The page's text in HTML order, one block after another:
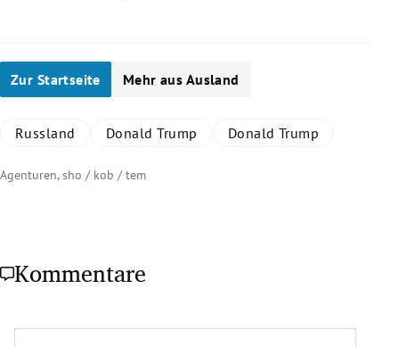
Zur Startseite Mehr aus Ausland
Russland Donald Trump Donald Trump
Agenturen, sho / kob / tem
Kommentare